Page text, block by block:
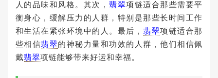
人的品味和风格。其次，翡翠项链适合那些需要平
衡身心，缓解压力的人群，特别是那些长时间工作
和生活在紧张环境中的人。最后，翡翠项链适合那
些相信翡翠的神秘力量和功效的人群，他们相信佩
戴翡翠项链能够带来好运和幸福。